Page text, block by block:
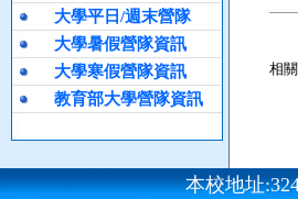
大學平日/週末營隊
大學暑假營隊資訊
大學寒假營隊資訊
教育部大學營隊資訊
相
本校地址